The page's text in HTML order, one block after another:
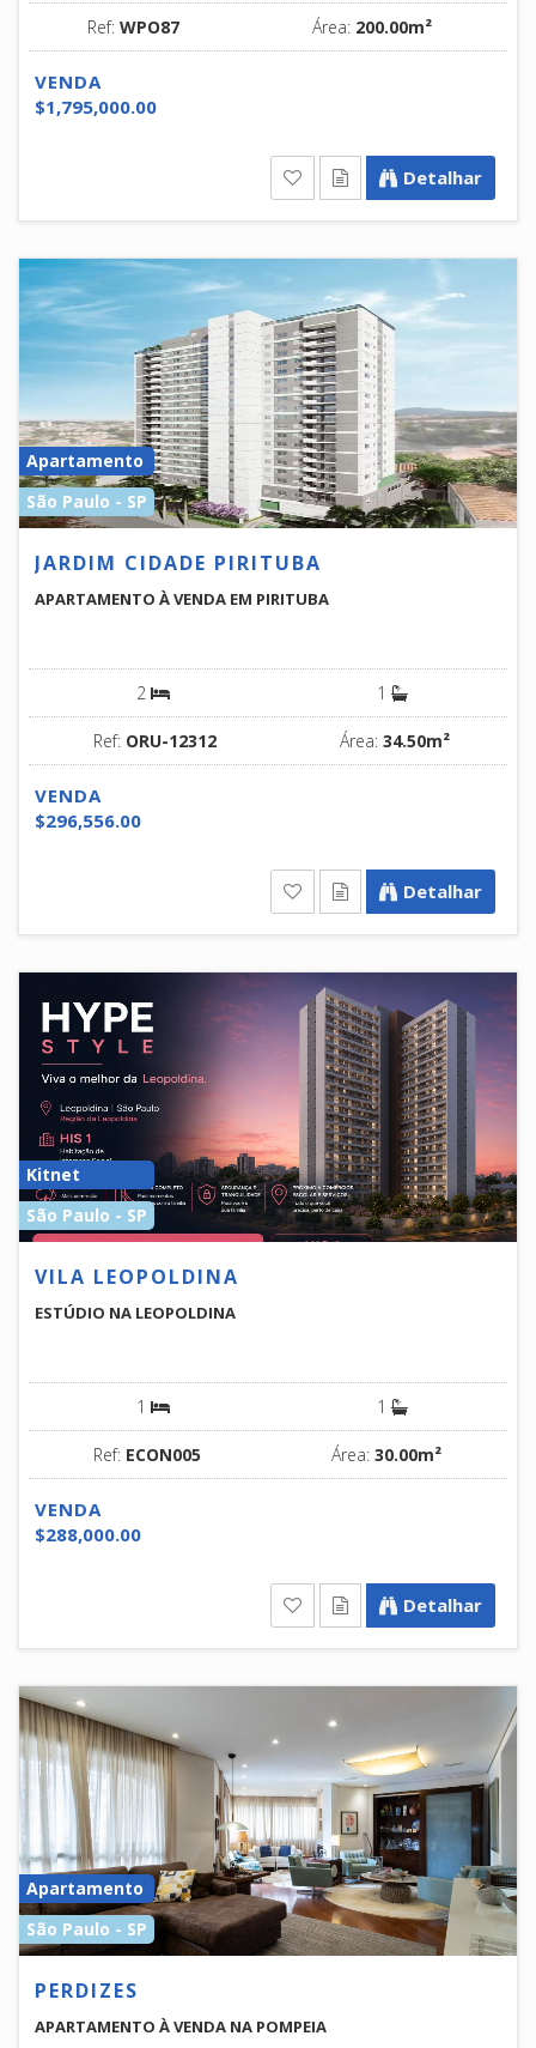
Ref: WPO87 Área: 200.00m²
VENDA
$1,795,000.00
Detalhar
Apartamento
São Paulo - SP
JARDIM CIDADE PIRITUBA
APARTAMENTO À VENDA EM PIRITUBA
2 1
Ref: ORU-12312 Área: 34.50m²
VENDA
$296,556.00
Detalhar
Kitnet
São Paulo - SP
VILA LEOPOLDINA
ESTÚDIO NA LEOPOLDINA
1 1
Ref: ECON005 Área: 30.00m²
VENDA
$288,000.00
Detalhar
Apartamento
São Paulo - SP
PERDIZES
APARTAMENTO À VENDA NA POMPEIA